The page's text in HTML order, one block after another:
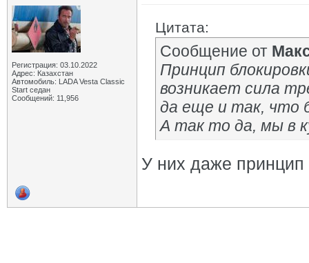
Регистрация: 03.10.2022
Адрес: Казахстан
Автомобиль: LADA Vesta Classic
Start седан
Сообщений: 11,956
Цитата:
Сообщение от
Принцип
возникает сила
да еще и так, что
А так то да, мы в
У них даже принцип